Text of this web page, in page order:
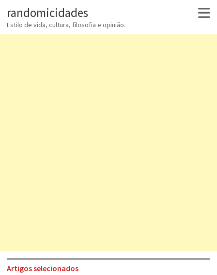
randomicidades
Estilo de vida, cultura, filosofia e opinião.
Artigos selecionados